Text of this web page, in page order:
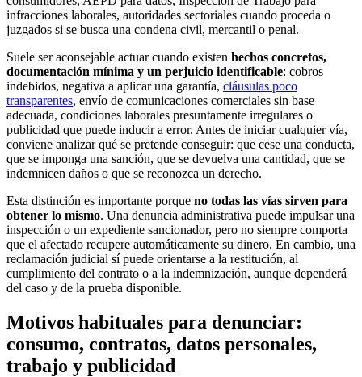
infracciones laborales, autoridades sectoriales cuando proceda o
juzgados si se busca una condena civil, mercantil o penal.
Suele ser aconsejable actuar cuando existen hechos concretos,
documentación mínima y un perjuicio identificable: cobros
indebidos, negativa a aplicar una garantía, cláusulas poco
transparentes, envío de comunicaciones comerciales sin base
adecuada, condiciones laborales presuntamente irregulares o
publicidad que puede inducir a error. Antes de iniciar cualquier vía,
conviene analizar qué se pretende conseguir: que cese una conducta,
que se imponga una sanción, que se devuelva una cantidad, que se
indemnicen daños o que se reconozca un derecho.
Esta distinción es importante porque no todas las vías sirven para
obtener lo mismo. Una denuncia administrativa puede impulsar una
inspección o un expediente sancionador, pero no siempre comporta
que el afectado recupere automáticamente su dinero. En cambio, una
reclamación judicial sí puede orientarse a la restitución, al
cumplimiento del contrato o a la indemnización, aunque dependerá
del caso y de la prueba disponible.
Motivos habituales para denunciar:
consumo, contratos, datos personales,
trabajo y publicidad